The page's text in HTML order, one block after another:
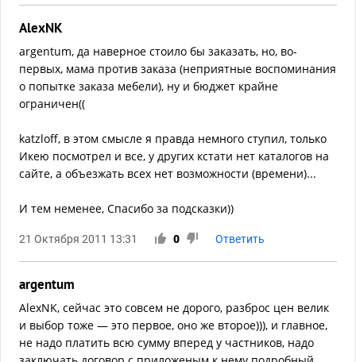
AlexNK
argentum, да наверное стоило бы заказать, но, во-
первых, мама против заказа (неприятные воспоминания
о попытке заказа мебели), ну и бюджет крайне
ограничен((
katzloff, в этом смысле я правда немного ступил, только
Икею посмотрел и все, у других кстати нет каталогов на
сайте, а объезжать всех нет возможности (времени)...
И тем неменее, Спасибо за подсказки))
21 Октября 2011 13:31 0 Ответить
argentum
AlexNK, сейчас это совсем не дорого, разброс цен велик
и выбор тоже — это первое, оно же второе))), и главное,
не надо платить всю сумму вперед у частников, надо